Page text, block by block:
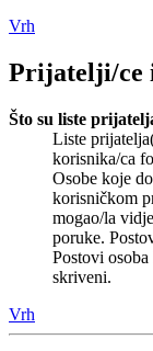
Vrh
Prijatelji/ce
Što su liste
Liste
korisnika/ca
Osobe koje
korisničkom
mogao/la
poruke.
Postovi
skriveni.
Vrh